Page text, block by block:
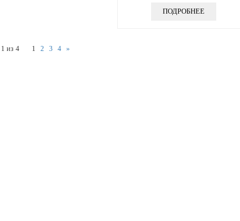
ПОДРОБНЕЕ
из 4 1 2 3 4 »